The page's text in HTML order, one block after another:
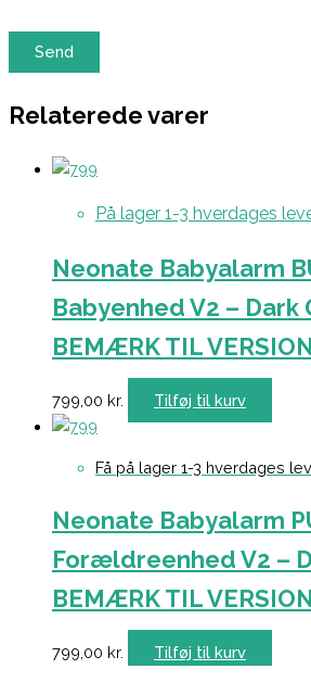
Relaterede varer
På lager 1-3 hverdages
Neonate Babyalarm
Babyenhed V2 – Dark
BEMÆRK TIL
799,00 kr. Tilføj til kurv
Få på lager 1-3 hverdages
Neonate Babyalarm
Forældreenhed V2 –
BEMÆRK TIL
799,00 kr. Tilføj til kurv